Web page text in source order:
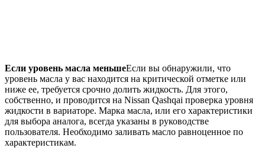
Если уровень масла меньшеЕсли вы обнаружили, что
уровень масла у вас находится на критической отметке или
ниже ее, требуется срочно долить жидкость. Для этого,
собственно, и проводится на Nissan Qashqai проверка уровня
жидкости в вариаторе. Марка масла, или его характеристики
для выбора аналога, всегда указаны в руководстве
пользователя. Необходимо заливать масло равноценное по
характеристикам.